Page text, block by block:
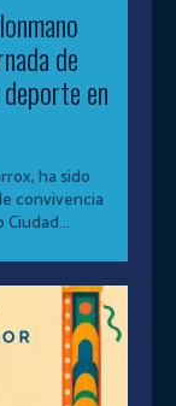
de
en
ha sido
convivencia